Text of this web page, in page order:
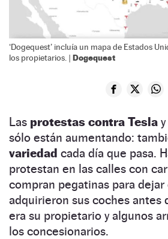
‘Dogequest’ incluía un mapa de Estados
los propietarios. | Dogequest
Las protestas contra Tesla y
sólo están aumentando:
variedad cada día que pasa.
protestan en las calles con
compran pegatinas para dejar
adquirieron sus coches antes
era su propietario y algunos
los concesionarios.